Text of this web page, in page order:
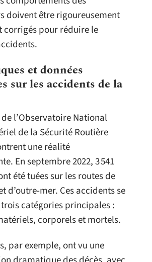
doivent être rigoureusement
corrigés pour réduire le
et données
sur les accidents de la
l’Observatoire National
de la Sécurité Routière
une réalité
En septembre 2022, 3 541
été tuées sur les routes de
d’outre-mer. Ces accidents se
catégories principales :
corporels et mortels.
par exemple, ont vu une